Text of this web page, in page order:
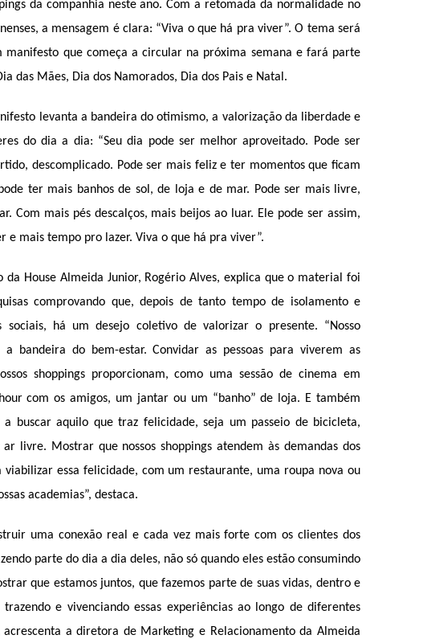
da companhia neste ano. Com a retomada da normalidade no
a mensagem é clara: “Viva o que há pra viver”. O tema será
manifesto que começa a circular na próxima semana e fará parte
das Mães, Dia dos Namorados, Dia dos Pais e Natal.
levanta a bandeira do otimismo, a valorização da liberdade e
do dia a dia: “Seu dia pode ser melhor aproveitado. Pode ser
descomplicado. Pode ser mais feliz e ter momentos que ficam
ter mais banhos de sol, de loja e de mar. Pode ser mais livre,
Com mais pés descalços, mais beijos ao luar. Ele pode ser assim,
e mais tempo pro lazer. Viva o que há pra viver”.
House Almeida Junior, Rogério Alves, explica que o material foi
comprovando que, depois de tanto tempo de isolamento e
sociais, há um desejo coletivo de valorizar o presente. “Nosso
bandeira do bem-estar. Convidar as pessoas para viverem as
shoppings proporcionam, como uma sessão de cinema em
com os amigos, um jantar ou um “banho” de loja. E também
buscar aquilo que traz felicidade, seja um passeio de bicicleta,
livre. Mostrar que nossos shoppings atendem às demandas dos
viabilizar essa felicidade, com um restaurante, uma roupa nova ou
academias”, destaca.
uma conexão real e cada vez mais forte com os clientes dos
parte do dia a dia deles, não só quando eles estão consumindo
que estamos juntos, que fazemos parte de suas vidas, dentro e
trazendo e vivenciando essas experiências ao longo de diferentes
acrescenta a diretora de Marketing e Relacionamento da Almeida